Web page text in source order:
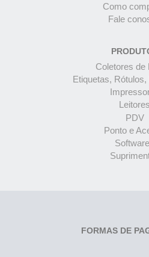
Como
Fale
Coletores de
Etiquetas,
Leitores
PDV
Ponto e
FORMAS DE